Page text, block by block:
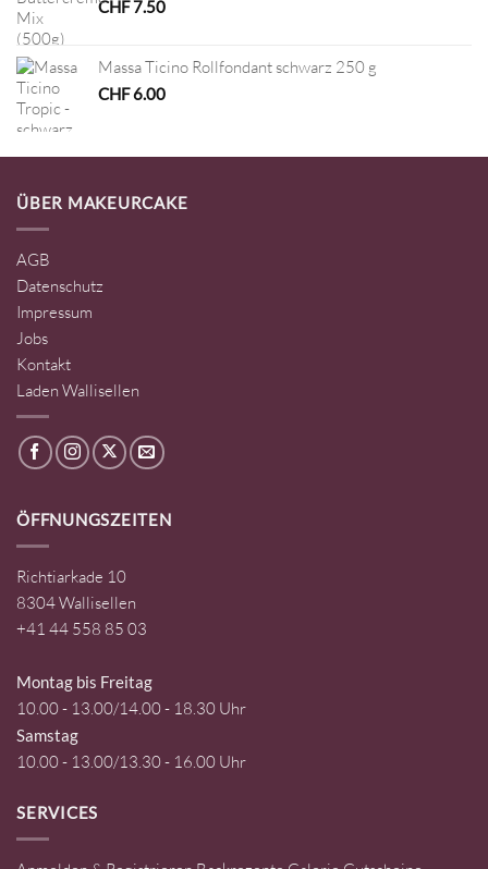
CHF7.50
Massa Ticino Rollfondant schwarz 250 g
CHF6.00
ÜBER MAKEURCAKE
AGB
Datenschutz
Impressum
Jobs
Kontakt
Laden Wallisellen
ÖFFNUNGSZEITEN
Richtiarkade 10
8304 Wallisellen
+41 44 558 85 03
Montag bis Freitag
10.00 - 13.00/14.00 - 18.30 Uhr
Samstag
10.00 - 13.00/13.30 - 16.00 Uhr
SERVICES